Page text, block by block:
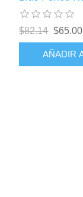
$82.14 $65.00
AÑADIR